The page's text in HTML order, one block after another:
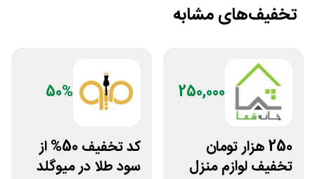
تخفیف‌های مشابه
250,000
250 هزار تومان
تخفیف لوازم منزل
50%
کد تخفیف 50% از
سود طلا در میوگلد